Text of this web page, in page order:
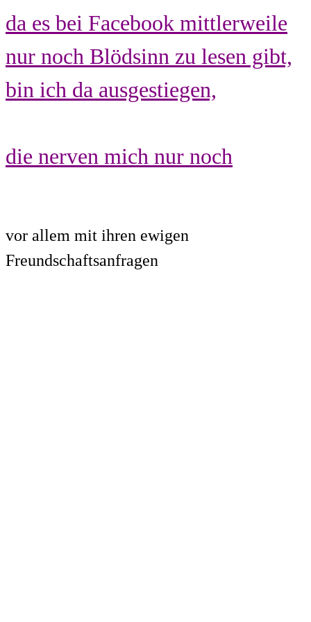
da es bei Facebook mittlerweile
nur noch Blödsinn zu lesen gibt,
bin ich da ausgestiegen,
die nerven mich nur noch
vor allem mit ihren ewigen
Freundschaftsanfragen